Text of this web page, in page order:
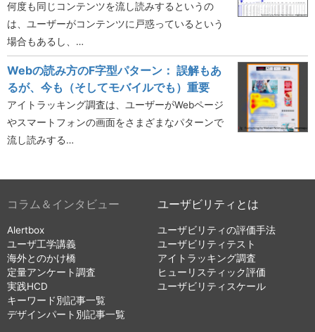
何度も同じコンテンツを流し読みするというの
は、ユーザーがコンテンツに戸惑っているという
場合もあるし、…
Webの読み方のF字型パターン： 誤解もあ
るが、今も（そしてモバイルでも）重要
アイトラッキング調査は、ユーザーがWebページ
やスマートフォンの画面をさまざまなパターンで
流し読みする…
コラム＆インタビュー
Alertbox
ユーザ工学講義
海外とのかけ橋
定量アンケート調査
実践HCD
キーワード別記事一覧
デザインパート別記事一覧
ユーザビリティとは
ユーザビリティの評価手法
ユーザビリティテスト
アイトラッキング調査
ヒューリスティック評価
ユーザビリティスケール